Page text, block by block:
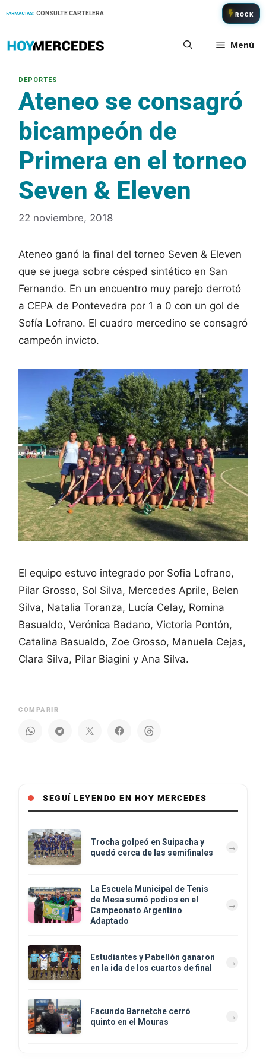
FARMACIAS: CONSULTE CARTELERA ROCK
Menú
Ateneo se consagró
bicampeón de
Primera en el torneo
Seven & Eleven
22 noviembre, 2018
Ateneo ganó la final del torneo Seven & Eleven
que se juega sobre césped sintético en San
Fernando. En un encuentro muy parejo derrotó
a CEPA de Pontevedra por 1 a 0 con un gol de
Sofía Lofrano. El cuadro mercedino se consagró
campeón invicto.
El equipo estuvo integrado por Sofia Lofrano,
Pilar Grosso, Sol Silva, Mercedes Aprile, Belen
Silva, Natalia Toranza, Lucía Celay, Romina
Basualdo, Verónica Badano, Victoria Pontón,
Catalina Basualdo, Zoe Grosso, Manuela Cejas,
Clara Silva, Pilar Biagini y Ana Silva.
COMPARIR
SEGUÍ LEYENDO EN HOY MERCEDES
Trocha golpeó en Suipacha y
quedó cerca de las semifinales
La Escuela Municipal de Tenis
de Mesa sumó podios en el
Campeonato Argentino
Adaptado
Estudiantes y Pabellón ganaron
en la ida de los cuartos de final
Facundo Barnetche cerró
quinto en el Mouras